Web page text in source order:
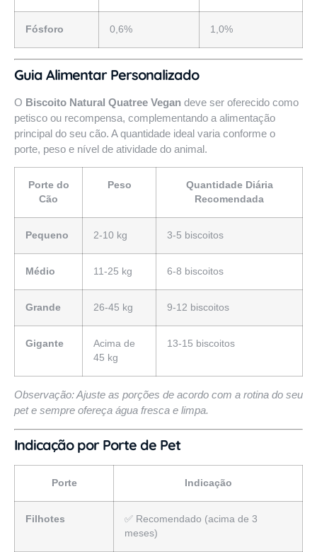
Fósforo 0,6% 1,0%
Guia Alimentar Personalizado
O Biscoito Natural Quatree Vegan deve ser oferecido como
petisco ou recompensa, complementando a alimentação
principal do seu cão. A quantidade ideal varia conforme o
porte, peso e nível de atividade do animal.
Porte do
Cão
Peso
Quantidade Diária
Recomendada
Pequeno 2-10 kg 3-5 biscoitos
Médio 11-25 kg 6-8 biscoitos
Grande 26-45 kg 9-12 biscoitos
Gigante
Acima de
45 kg
13-15 biscoitos
Observação: Ajuste as porções de acordo com a rotina do seu
pet e sempre ofereça água fresca e limpa.
Indicação por Porte de Pet
Porte Indicação
Filhotes
✅ Recomendado (acima de 3
meses)